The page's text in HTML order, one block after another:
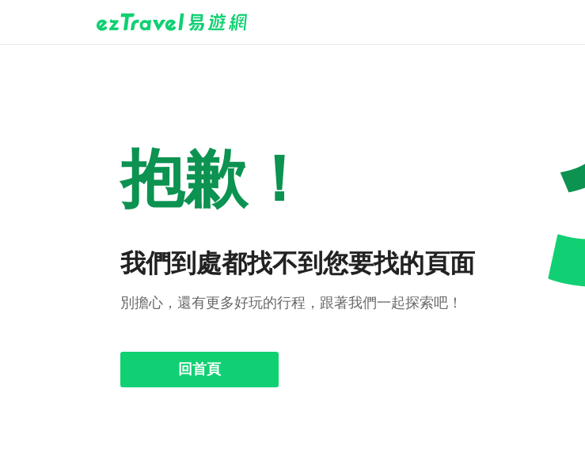
抱歉！
我們到處都找不到您要找的頁面
別擔心，還有更多好玩的行程，跟著我們一起探索吧！
回首頁